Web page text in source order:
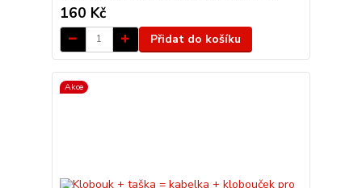
160 Kč
Přidat do košíku
Akce